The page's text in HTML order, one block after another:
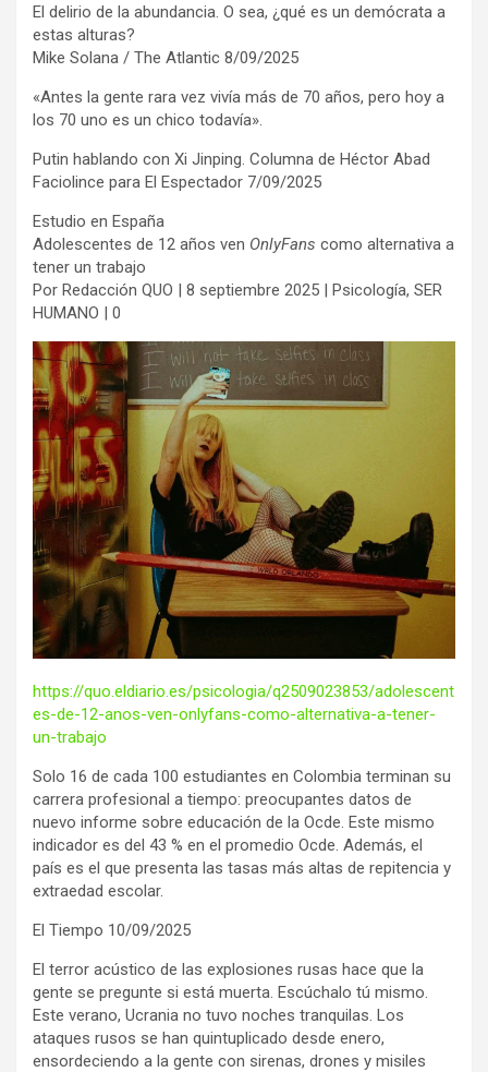
El delirio de la abundancia. O sea, ¿qué es un demócrata a
estas alturas?
Mike Solana / The Atlantic 8/09/2025
«Antes la gente rara vez vivía más de 70 años, pero hoy a
los 70 uno es un chico todavía».
Putin hablando con Xi Jinping. Columna de Héctor Abad
Faciolince para El Espectador 7/09/2025
Estudio en España
Adolescentes de 12 años ven OnlyFans como alternativa a
tener un trabajo
Por Redacción QUO | 8 septiembre 2025 | Psicología, SER
HUMANO | 0
https://quo.eldiario.es/psicologia/q2509023853/adolescent
es-de-12-anos-ven-onlyfans-como-alternativa-a-tener-
un-trabajo
Solo 16 de cada 100 estudiantes en Colombia terminan su
carrera profesional a tiempo: preocupantes datos de
nuevo informe sobre educación de la Ocde. Este mismo
indicador es del 43 % en el promedio Ocde. Además, el
país es el que presenta las tasas más altas de repitencia y
extraedad escolar.
El Tiempo 10/09/2025
El terror acústico de las explosiones rusas hace que la
gente se pregunte si está muerta. Escúchalo tú mismo.
Este verano, Ucrania no tuvo noches tranquilas. Los
ataques rusos se han quintuplicado desde enero,
ensordeciendo a la gente con sirenas, drones y misiles